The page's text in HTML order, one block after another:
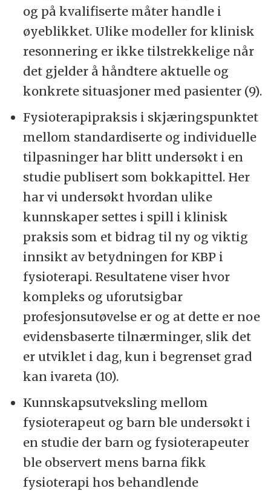
og på kvalifiserte måter handle i
øyeblikket. Ulike modeller for klinisk
resonnering er ikke tilstrekkelige når
det gjelder å håndtere aktuelle og
konkrete situasjoner med pasienter (9).
Fysioterapipraksis i skjæringspunktet
mellom standardiserte og individuelle
tilpasninger har blitt undersøkt i en
studie publisert som bokkapittel. Her
har vi undersøkt hvordan ulike
kunnskaper settes i spill i klinisk
praksis som et bidrag til ny og viktig
innsikt av betydningen for KBP i
fysioterapi. Resultatene viser hvor
kompleks og uforutsigbar
profesjonsutøvelse er og at dette er noe
evidensbaserte tilnærminger, slik det
er utviklet i dag, kun i begrenset grad
kan ivareta (10).
Kunnskapsutveksling mellom
fysioterapeut og barn ble undersøkt i
en studie der barn og fysioterapeuter
ble observert mens barna fikk
fysioterapi hos behandlende